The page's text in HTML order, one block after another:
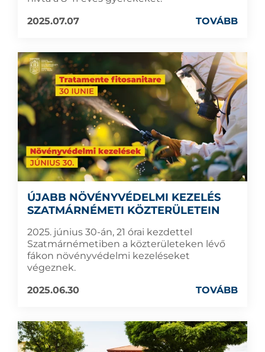
2025.07.07
TOVÁBB
ÚJABB NÖVÉNYVÉDELMI KEZELÉS
SZATMÁRNÉMETI KÖZTERÜLETEIN
2025. június 30-án, 21 órai kezdettel
Szatmárnémetiben a közterületeken lévő
fákon növényvédelmi kezeléseket
végeznek.
2025.06.30
TOVÁBB